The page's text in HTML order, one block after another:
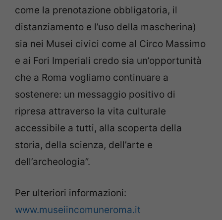
come la prenotazione obbligatoria, il
distanziamento e l’uso della mascherina)
sia nei Musei civici come al Circo Massimo
e ai Fori Imperiali credo sia un’opportunità
che a Roma vogliamo continuare a
sostenere: un messaggio positivo di
ripresa attraverso la vita culturale
accessibile a tutti, alla scoperta della
storia, della scienza, dell’arte e
dell’archeologia”.
Per ulteriori informazioni:
www.museiincomuneroma.it